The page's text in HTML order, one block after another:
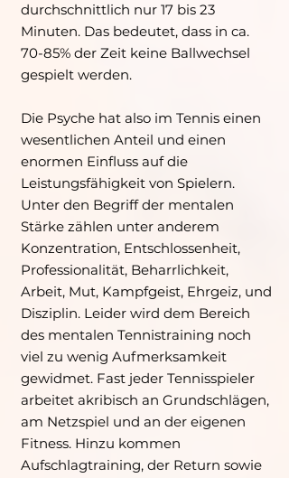
durchschnittlich nur 17 bis 23
Minuten. Das bedeutet, dass in ca.
70-85% der Zeit keine Ballwechsel
gespielt werden.
Die Psyche hat also im Tennis einen
wesentlichen Anteil und einen
enormen Einfluss auf die
Leistungsfähigkeit von Spielern.
Unter den Begriff der mentalen
Stärke zählen unter anderem
Konzentration, Entschlossenheit,
Professionalität, Beharrlichkeit,
Arbeit, Mut, Kampfgeist, Ehrgeiz, und
Disziplin. Leider wird dem Bereich
des mentalen Tennistraining noch
viel zu wenig Aufmerksamkeit
gewidmet. Fast jeder Tennisspieler
arbeitet akribisch an Grundschlägen,
am Netzspiel und an der eigenen
Fitness. Hinzu kommen
Aufschlagtraining, der Return sowie